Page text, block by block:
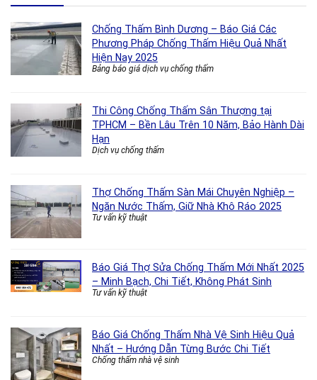
Chống Thấm Bình Dương – Báo Giá Các
Phương Pháp Chống Thấm Hiệu Quả Nhất
Hiện Nay 2025
Bảng báo giá dịch vụ chống thấm
Thi Công Chống Thấm Sân Thượng tại
TPHCM – Bền Lâu Trên 10 Năm, Bảo Hành Dài
Hạn
Dịch vụ chống thấm
Thợ Chống Thấm Sàn Mái Chuyên Nghiệp –
Ngăn Nước Thấm, Giữ Nhà Khô Ráo 2025
Tư vấn kỹ thuật
Báo Giá Thợ Sửa Chống Thấm Mới Nhất 2025
– Minh Bạch, Chi Tiết, Không Phát Sinh
Tư vấn kỹ thuật
Báo Giá Chống Thấm Nhà Vệ Sinh Hiệu Quả
Nhất – Hướng Dẫn Từng Bước Chi Tiết
Chống thấm nhà vệ sinh